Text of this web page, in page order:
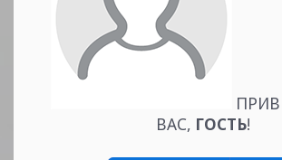
Читать дальше »
ВАС, ГОСТЬ!